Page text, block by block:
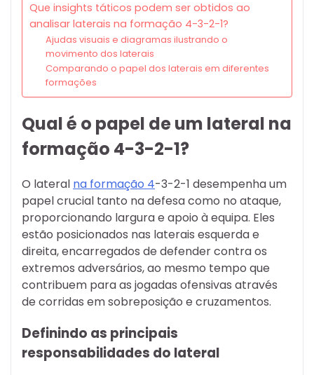
Que insights táticos podem ser obtidos ao
analisar laterais na formação 4-3-2-1?
Ajudas visuais e diagramas ilustrando o
movimento dos laterais
Comparando o papel dos laterais em diferentes
formações
Qual é o papel de um lateral na
formação 4-3-2-1?
O lateral na formação 4-3-2-1 desempenha um
papel crucial tanto na defesa como no ataque,
proporcionando largura e apoio à equipa. Eles
estão posicionados nas laterais esquerda e
direita, encarregados de defender contra os
extremos adversários, ao mesmo tempo que
contribuem para as jogadas ofensivas através
de corridas em sobreposição e cruzamentos.
Definindo as principais
responsabilidades do lateral